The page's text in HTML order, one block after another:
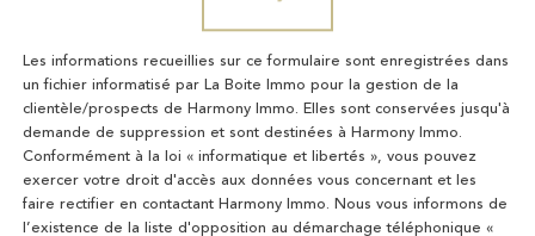
Les informations recueillies sur ce formulaire sont enregistrées dans
un fichier informatisé par La Boite Immo pour la gestion de la
clientèle/prospects de Harmony Immo. Elles sont conservées jusqu'à
demande de suppression et sont destinées à Harmony Immo.
Conformément à la loi « informatique et libertés », vous pouvez
exercer votre droit d'accès aux données vous concernant et les
faire rectifier en contactant Harmony Immo. Nous vous informons de
l’existence de la liste d'opposition au démarchage téléphonique «